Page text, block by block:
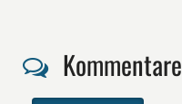
Kommentare